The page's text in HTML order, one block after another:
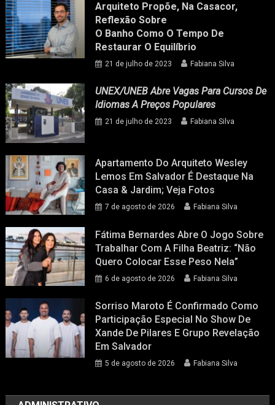
Arquiteto Propõe, Na Casacor,
Reflexão Sobre
O Banho Como O Tempo De
Restaurar O Equilíbrio
21 de julho de 2023 Fabiana Silva
UNEX/UNEB Abre Vagas Para Cursos De
Idiomas A Preços Populares
21 de julho de 2023 Fabiana Silva
Apartamento Do Arquiteto Wesley
Lemos Em Salvador É Destaque Na
Casa & Jardim; Veja Fotos
7 de agosto de 2026 Fabiana Silva
Fátima Bernardes Abre O Jogo Sobre
Trabalhar Com A Filha Beatriz: “Não
Quero Colocar Esse Peso Nela”
6 de agosto de 2026 Fabiana Silva
Sorriso Maroto É Confirmado Como
Participação Especial No Show De
Xande De Pilares E Grupo Revelação
Em Salvador
5 de agosto de 2026 Fabiana Silva